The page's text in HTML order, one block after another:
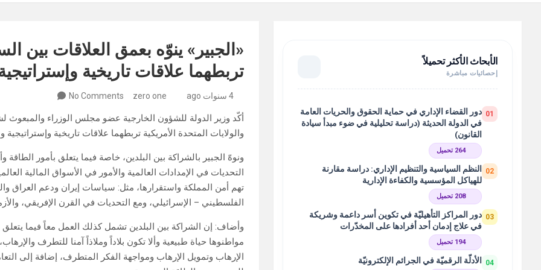
«الجبير» ينوّه بعمق العلاقات بين
تربطهما علاقات تاريخية
4 سنوات ago zero one
No Comments
أكّد وزير الدولة للشؤون الخارجية عضو مجلس الوزراء والمبعوث
والولايات المتحدة الأمريكية تربطهما علاقات تاريخية
ونوهّ الجبير بالشراكة بين البلدين، خاصة فيما يتعلق بأمور الطاقة
التحديات في الإمدادات العالمية والأمور في الأسواق المالية
تهم أمن المملكة واستقرارها، مثل: سياسات إيران ودعم العراق
الفلسطيني – الإسرائيلي، ومع التحديات في القرن الإفريقي،
وأضاف: إن الشراكة بين البلدين تشمل كذلك العمل معاً فيما
مواطنوها حياة طبيعية وألا تكون بلاداً وملاذاً آمنا للتطرف
الإرهاب وتمويل الإرهاب ومواجهة الفكر المتطرف، إضافة إلى
الأبحاث الأكثر تحميلاً
إحصائيات مباشرة
01 دور القضاء الإداري في حماية الحقوق والحريات العامة
في الدولة الحديثة (دراسة تحليلية في ضوء مبدأ سيادة
القانون)
264 تحميل
02
النظم السياسية والتنظيم الإداري: دراسة مقارنة
للهياكل المؤسسية والكفاءة الإدارية
208 تحميل
03 دور المراكز التأهيليّة في تكوين أسر داعمة وشريكة
في علاج إدمان أحد أفرادها على المخدّرات
194 تحميل
04 الأدلّة الرقميّة في الجرائم الإلكترونيّة